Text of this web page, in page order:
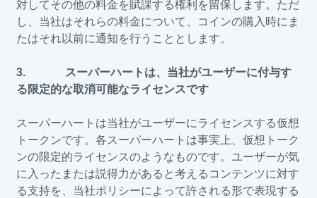
対してその他の料金を賦課する権利を留保します。ただ
し、当社はそれらの料金について、コインの購入時にま
たはそれ以前に通知を行うこととします。
3. スーパーハートは、当社がユーザーに付与す
る限定的な取消可能なライセンスです
スーパーハートは当社がユーザーにライセンスする仮想
トークンです。各スーパーハートは事実上、仮想トーク
ンの限定的ライセンスのようなものです。ユーザーが気
に入ったまたは説得力があると考えるコンテンツに対す
る支持を、当社ポリシーによって許される形で表現する